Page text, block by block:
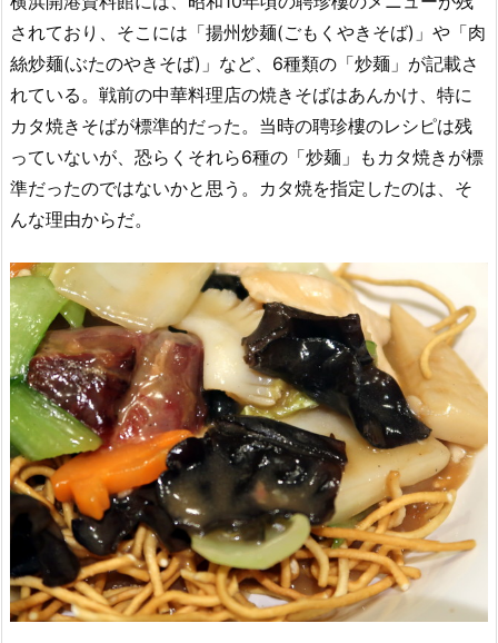
されており、そこには「揚州炒麺(ごもくやきそば)」や「肉
絲炒麺(ぶたのやきそば)」など、6種類の「炒麺」が記載さ
れている。戦前の中華料理店の焼きそばはあんかけ、特に
カタ焼きそばが標準的だった。当時の聘珍樓のレシピは残
っていないが、恐らくそれら6種の「炒麺」もカタ焼きが標
準だったのではないかと思う。カタ焼を指定したのは、そ
んな理由からだ。